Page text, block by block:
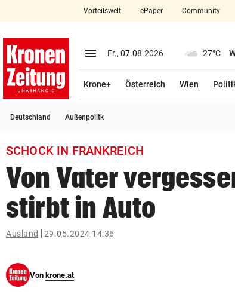
closeSchließen
account_circle Anmelden
arrow_right
bookmark
search
Suchbegriff
eingeben
© Krone Multimedia GmbH & Co KG 2026
Vorteilswelt ePaper Community
menu Menü aufklappen
Fr., 07.08.2026 27°C
Krone+ Österreich Wien
Deutschland Außenpolitk
SCHOCK IN FRANKREICH
Von Vater
stirbt in Auto
Ausland 29.05.2024 14:36
Von krone.at